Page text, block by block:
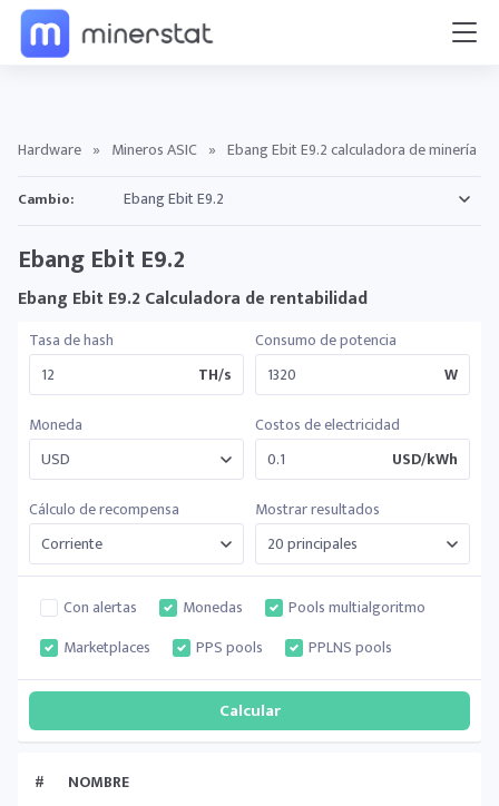
Hardware » Mineros ASIC » Ebang Ebit E9.2 calculadora de minería
Cambio:
Ebang Ebit E9.2
Ebang Ebit E9.2 Calculadora de rentabilidad
Tasa de hash
TH/s
Consumo de potencia
W
Moneda
Costos de electricidad
USD/kWh
Cálculo de recompensa
Mostrar resultados
Con alertas Monedas
Pools multialgoritmo
Marketplaces
PPS pools PPLNS pools
# NOMBRE